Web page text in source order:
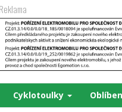
Reklama
Cyklotoulky